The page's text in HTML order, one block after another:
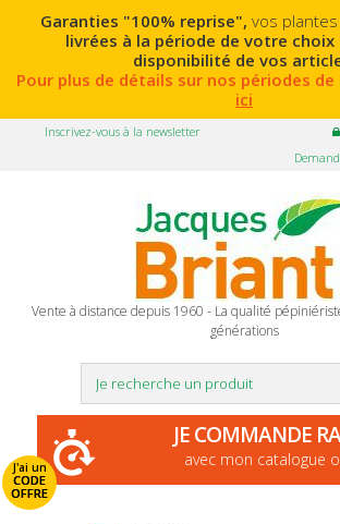
Garanties "100% reprise", vos
livrées à la période de votre
disponibilité de vos
Pour plus de détails sur nos périodes de
ici
Inscrivez-vous à la newsletter
Vente à distance depuis 1960 - La qualité
générations
J'ai un
CODE
OFFRE
JE COMMANDE
avec mon catalogue